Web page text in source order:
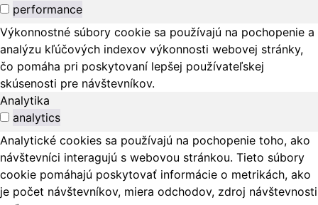
performance
Výkonnostné súbory cookie sa používajú na pochopenie a
analýzu kľúčových indexov výkonnosti webovej stránky,
čo pomáha pri poskytovaní lepšej používateľskej
skúsenosti pre návštevníkov.
Analytika
analytics
Analytické cookies sa používajú na pochopenie toho, ako
návštevníci interagujú s webovou stránkou. Tieto súbory
cookie pomáhajú poskytovať informácie o metrikách, ako
je počet návštevníkov, miera odchodov, zdroj návštevnosti